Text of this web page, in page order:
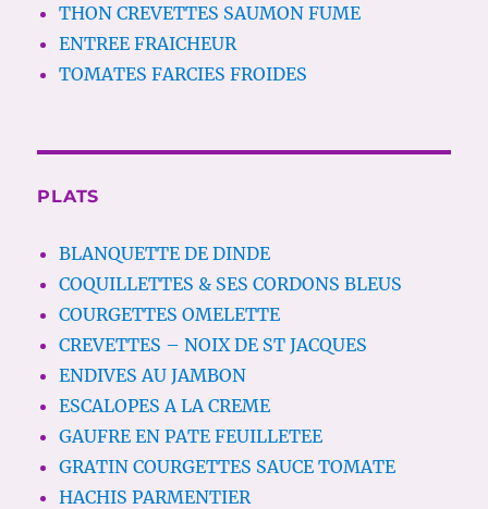
THON CREVETTES SAUMON FUME
ENTREE FRAICHEUR
TOMATES FARCIES FROIDES
PLATS
BLANQUETTE DE DINDE
COQUILLETTES & SES CORDONS BLEUS
COURGETTES OMELETTE
CREVETTES – NOIX DE ST JACQUES
ENDIVES AU JAMBON
ESCALOPES A LA CREME
GAUFRE EN PATE FEUILLETEE
GRATIN COURGETTES SAUCE TOMATE
HACHIS PARMENTIER